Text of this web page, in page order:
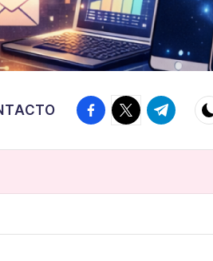
Facebook
Twitter
Canal
Telegram